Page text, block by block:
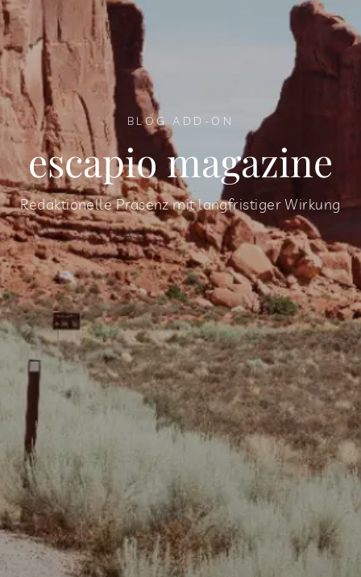
BLOG ADD-ON
escapio magazine
Redaktionelle Präsenz mit langfristiger Wirkung